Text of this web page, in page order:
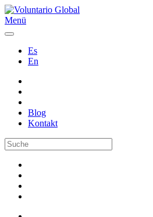
Menü
Es
En
Blog
Kontakt